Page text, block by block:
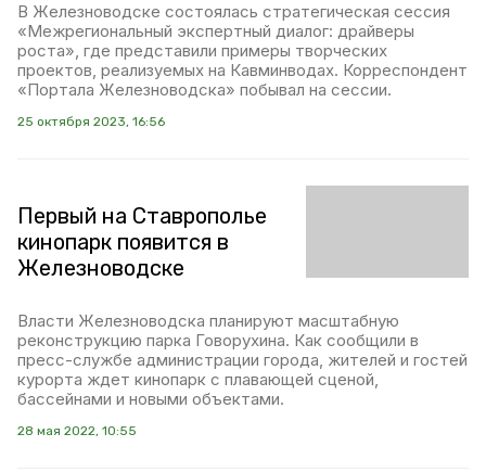
В Железноводске состоялась стратегическая сессия
«Межрегиональный экспертный диалог: драйверы
роста», где представили примеры творческих
проектов, реализуемых на Кавминводах. Корреспондент
«Портала Железноводска» побывал на сессии.
25 октября 2023, 16:56
Первый на Ставрополье
кинопарк появится в
Железноводске
Власти Железноводска планируют масштабную
реконструкцию парка Говорухина. Как сообщили в
пресс-службе администрации города, жителей и гостей
курорта ждет кинопарк с плавающей сценой,
бассейнами и новыми объектами.
28 мая 2022, 10:55